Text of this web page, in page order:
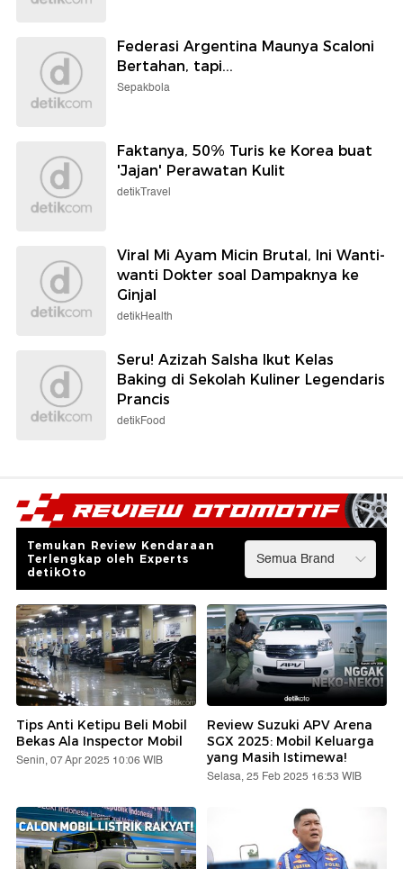
Federasi Argentina Maunya Scaloni
Bertahan, tapi...
Sepakbola
Faktanya, 50% Turis ke Korea buat
'Jajan' Perawatan Kulit
detikTravel
Viral Mi Ayam Micin Brutal, Ini Wanti-
wanti Dokter soal Dampaknya ke
Ginjal
detikHealth
Seru! Azizah Salsha Ikut Kelas
Baking di Sekolah Kuliner Legendaris
Prancis
detikFood
Temukan Review Kendaraan
Terlengkap oleh Experts
detikOto
Tips Anti Ketipu Beli Mobil
Bekas Ala Inspector Mobil
Senin, 07 Apr 2025 10:06 WIB
Review Suzuki APV Arena
SGX 2025: Mobil Keluarga
yang Masih Istimewa!
Selasa, 25 Feb 2025 16:53 WIB